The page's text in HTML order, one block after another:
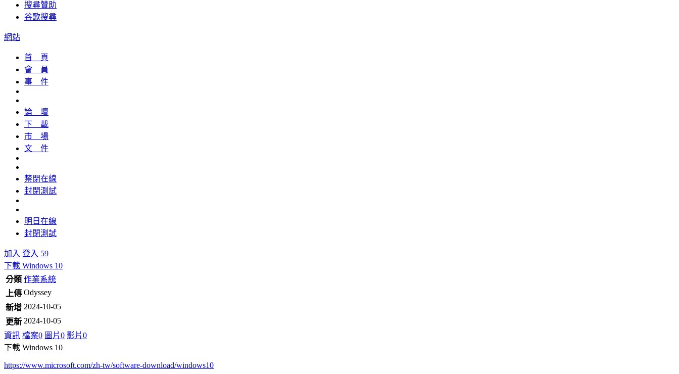
搜尋贊助
谷歌搜尋
網站
首 頁
會 員
事 件
論 壇
下 載
市 場
文 件
禁閉在線
封閉測試
明日在線
封閉測試
加入 登入 59
下載 Windows 10
分類 作業系統
上傳 Odyssey
新增 2024-10-05
更新 2024-10-05
資訊 檔案0 圖片0 影片0
下載 Windows 10
https://www.microsoft.com/zh-tw/software-download/windows10